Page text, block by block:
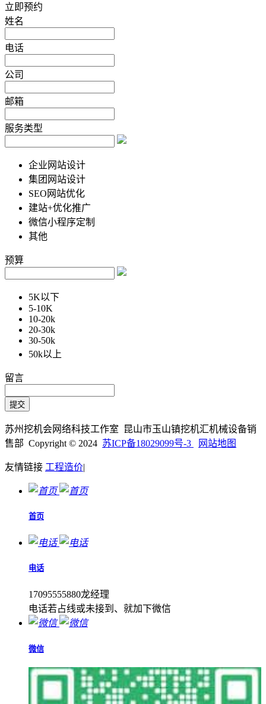
立即预约
姓名
电话
公司
邮箱
服务类型
企业网站设计
集团网站设计
SEO网站优化
建站+优化推广
微信小程序定制
其他
预算
5K以下
5-10K
10-20k
20-30k
30-50k
50k以上
留言
苏州挖机会网络科技工作室 昆山市玉山镇挖机汇机械设备销
售部 Copyright © 2024 苏ICP备18029099号-3 网站地图
友情链接 工程造价|
首页
电话
17095555880龙经理
电话若占线或未接到、就加下微信
微信